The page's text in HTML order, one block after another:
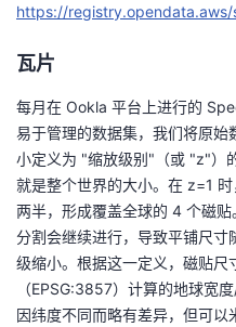
客
论
坛
的
圈
子
我
的
直
播
我
的
活
动
我
的
关
注
我
的
开
我
的
我
https://
瓦片
每月在 Ookla 平台上进行的
易于管理的数据集，我们将原
小定义为 "缩放级别"（或 "z"）
就是整个世界的大小。在 z=1
两半，形成覆盖全球的 4 个磁
分割会继续进行，导致平铺尺
级缩小。根据这一定义，磁贴
（EPSG:3857）计算的地球宽
因纬度不同而略有差异，但可以